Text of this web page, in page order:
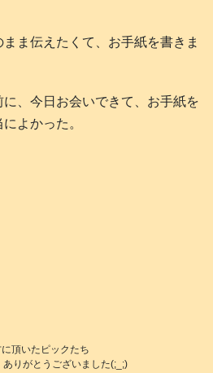
ま伝えたくて、お手紙を書きま
、今日お会いできて、お手紙を
よかった。
頂いたピックたち
りがとうございました(;_;)